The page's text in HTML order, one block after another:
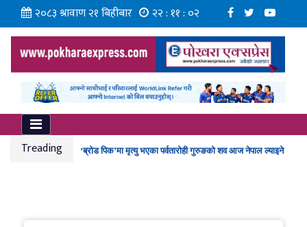
२०८३ श्रावाण २१ बिहीबार २२ : ११ : ०३
Treading
‘ब्रोड पिक’मा मृत्यु भएका पर्वतारोही गुरुङको शव आज नेपाल ल्याइने